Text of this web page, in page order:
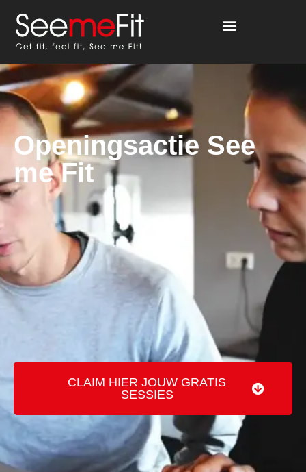
Openingsactie See
me Fit
CLAIM HIER JOUW GRATIS
SESSIES